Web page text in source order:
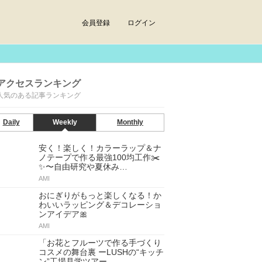
会員登録 ログイン
クセスランキング
気のある記事ランキング
Daily Weekly Monthly
安く！楽しく！カラーラップ＆ナ
ノテープで作る最強100均工作✂️
✨〜自由研究や夏休み…
AMI
おにぎりがもっと楽しくなる！か
わいいラッピング＆デコレーショ
ンアイデア🎀
AMI
「お花とフルーツで作る手づくり
コスメの舞台裏 ーLUSHの“キッチ